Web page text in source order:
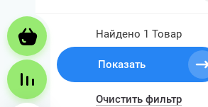
Корзина пуста
Сравнение пусто
Найдено 1 Товар
Показать
Очистить фильтр